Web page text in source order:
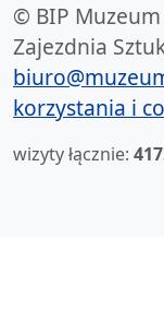
© BIP
Zajezdnia
korzystania i
wizyty łącznie: